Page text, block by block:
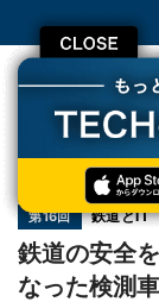
TECH+ 企業IT
鉄道の安全を支え
第16回 鉄道とIT
鉄道の安全
なった検測